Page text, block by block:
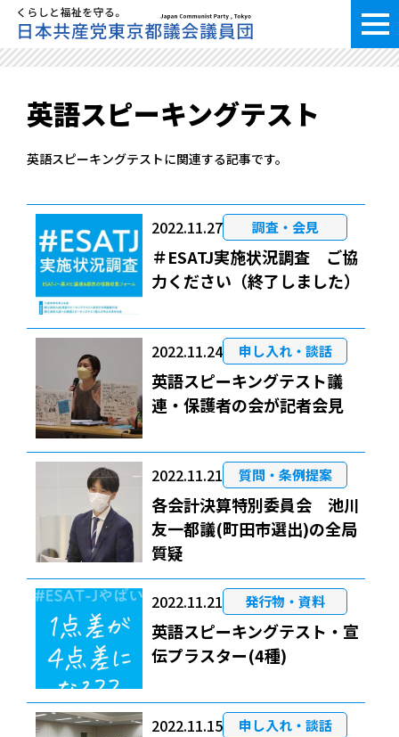
英語スピーキングテスト
英語スピーキングテストに関連する記事です。
2022.11.27 調査・会見
＃ESATJ実施状況調査 ご協
力ください（終了しました）
2022.11.24 申し入れ・談話
英語スピーキングテスト議
連・保護者の会が記者会見
2022.11.21 質問・条例提案
各会計決算特別委員会 池川
友一都議(町田市選出)の全局
質疑
2022.11.21 発行物・資料
英語スピーキングテスト・宣
伝プラスター(4種)
2022.11.15 申し入れ・談話